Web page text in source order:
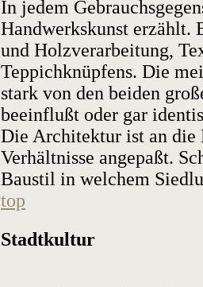
In jedem
Handwerkskunst erzählt.
und Holzverarbeitung,
Teppichknüpfens. Die
stark von den beiden
beeinflußt oder gar
Die Architektur ist an die
Verhältnisse angepaßt.
Baustil in welchem
top
Stadtkultur